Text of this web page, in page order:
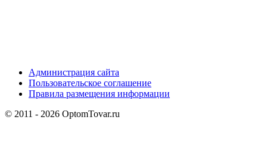
Администрация сайта
Пользовательское соглашение
Правила размещения информации
© 2011 - 2026 OptomTovar.ru